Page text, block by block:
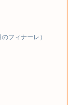
フィナーレ）